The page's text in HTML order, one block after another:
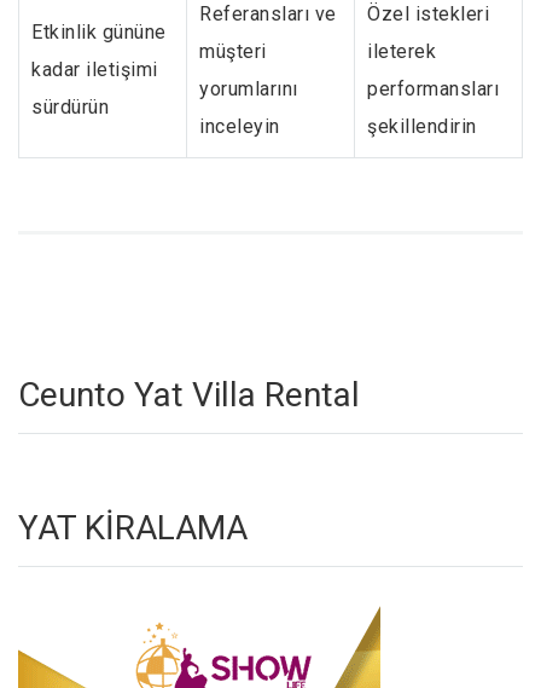
Etkinlik gününe
kadar iletişimi
sürdürün
Referansları ve
müşteri
yorumlarını
inceleyin
Özel istekleri
ileterek
performansları
şekillendirin
Ceunto Yat Villa Rental
YAT KİRALAMA